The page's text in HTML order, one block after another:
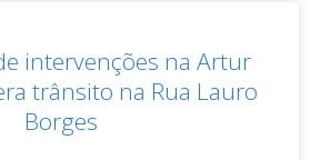
intervenções na Artur
trânsito na Rua Lauro
Borges